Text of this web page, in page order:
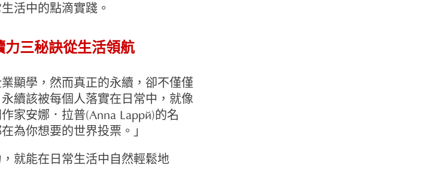
活中的點滴實踐。
三秘訣從生活領航
顯學，然而真正的永續，卻不僅僅
續該被每個人落實在日常中，就像
家安娜．拉普(Anna Lappé)的名
為你想要的世界投票。」
就能在日常生活中自然輕鬆地